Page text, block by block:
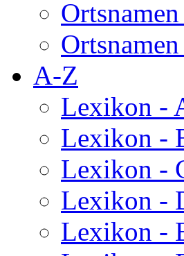
A-Z
Lexikon -
Lexikon -
Lexikon -
Lexikon -
Lexikon -